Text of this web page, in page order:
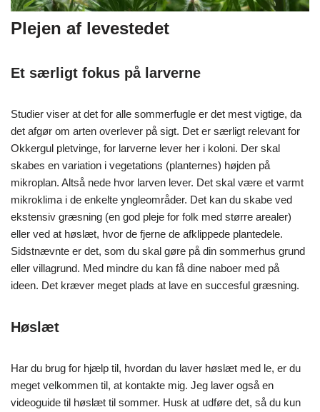
Plejen af levestedet
Et særligt fokus på larverne
Studier viser at det for alle sommerfugle er det mest vigtige, da
det afgør om arten overlever på sigt. Det er særligt relevant for
Okkergul pletvinge, for larverne lever her i koloni. Der skal
skabes en variation i vegetations (planternes) højden på
mikroplan. Altså nede hvor larven lever. Det skal være et varmt
mikroklima i de enkelte yngleområder. Det kan du skabe ved
ekstensiv græsning (en god pleje for folk med større arealer)
eller ved at høslæt, hvor de fjerne de afklippede plantedele.
Sidstnævnte er det, som du skal gøre på din sommerhus grund
eller villagrund. Med mindre du kan få dine naboer med på
ideen. Det kræver meget plads at lave en succesful græsning.
Høslæt
Har du brug for hjælp til, hvordan du laver høslæt med le, er du
meget velkommen til, at kontakte mig. Jeg laver også en
videoguide til høslæt til sommer. Husk at udføre det, så du kun